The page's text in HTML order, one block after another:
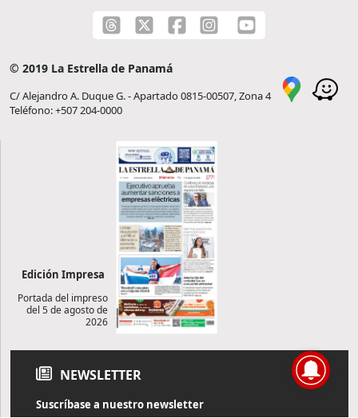
© 2019 La Estrella de Panamá
C/ Alejandro A. Duque G. - Apartado 0815-00507, Zona 4
Teléfono: +507 204-0000
Edición Impresa
Portada del impreso
del 5 de agosto de
2026
NEWSLETTER
Suscríbase a nuestro newsletter